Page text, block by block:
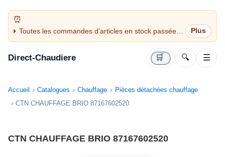
Toutes les commandes d'articles en stock passées
avant 14H sont expédiées le jour même (jours
Direct-Chaudiere 🛒 🔍 ☰
Accueil Catalogues Chauffage
Pièces détachées chauffage
CTN CHAUFFAGE BRIO 87167602520
CTN CHAUFFAGE BRIO 87167602520